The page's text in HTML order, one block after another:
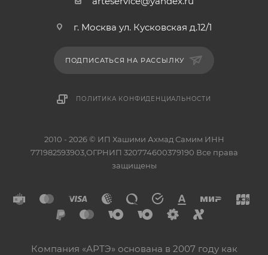
г. Москва ул. Кусковская д.12/1
ПОДПИСАТЬСЯ НА РАССЫЛКУ
ПОЛИТИКА КОНФИДЕНЦИАЛЬНОСТИ
2010 - 2026 © ИП Хашими Ахмад Самим ИНН
771982593903,ОГРНИП 320774600379190 Все права
защищены
Компания «АРТЭ» основана в 2007 году как